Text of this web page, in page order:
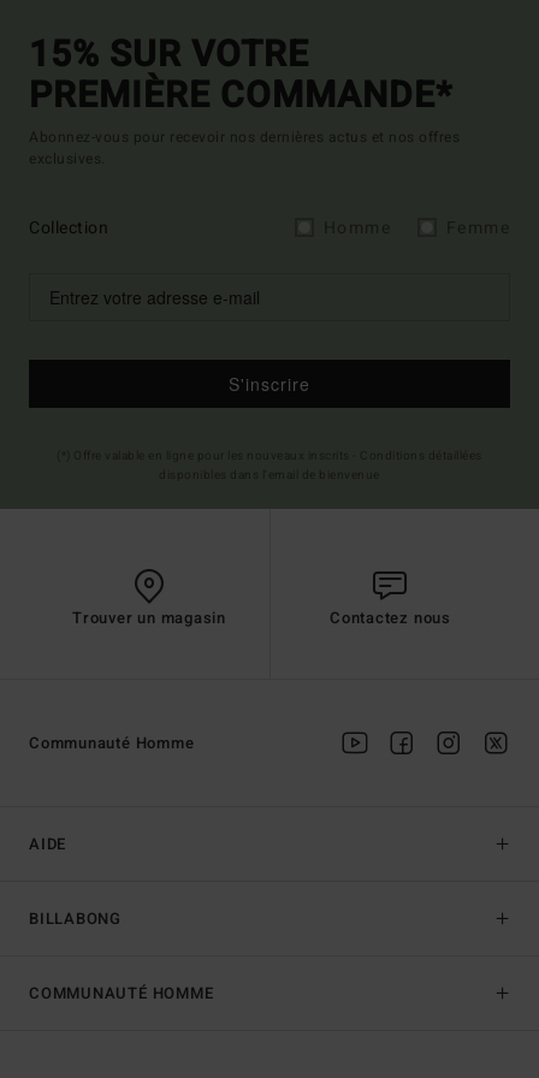
15% SUR VOTRE
PREMIÈRE COMMANDE*
Abonnez-vous pour recevoir nos dernières actus et nos offres
exclusives.
Collection
S'inscrire
Trouver un magasin Contactez nous
AIDE
BILLABONG
Communauté Homme
COMMUNAUTÉ HOMME